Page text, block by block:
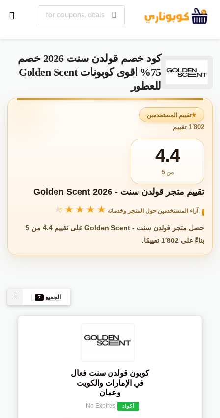
كود خصم قولدن سنت 2026 خصم
75% اقوى كوبونات Golden Scent
للعطور
تقييم المستخدمين
1٬802 تقييم
4.4
من 5
تقييم متجر قولدن سنت - Golden Scent 2026
آراء المستخدمين حول المتجر وخدماته ★★★★★
★★★★★
حصل متجر قولدن سنت - Golden Scent على تقييم 4.4 من 5
بناءً على 1٬802 تقييمًا.
الجميع 7
كوبون قولدن سنت فعال
في الإمارات والكويت
وعمان
أكواد No Expires